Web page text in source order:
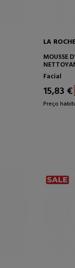
LA
MOUSSE
Facial
15,83 €
Preço